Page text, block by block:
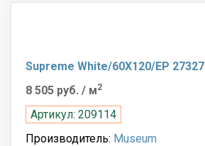
Supreme White/60X120/EP 27327
8 505 руб. / м2
Артикул: 209114
Производитель: Museum